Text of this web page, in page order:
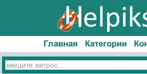
Главная Категории